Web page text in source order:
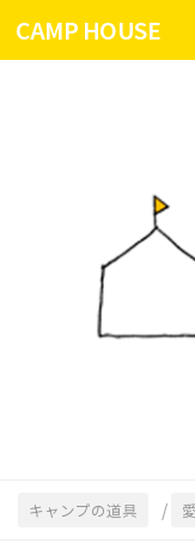
コンテンツへスキ
CAMP HOUSE
キャンプの道具 /